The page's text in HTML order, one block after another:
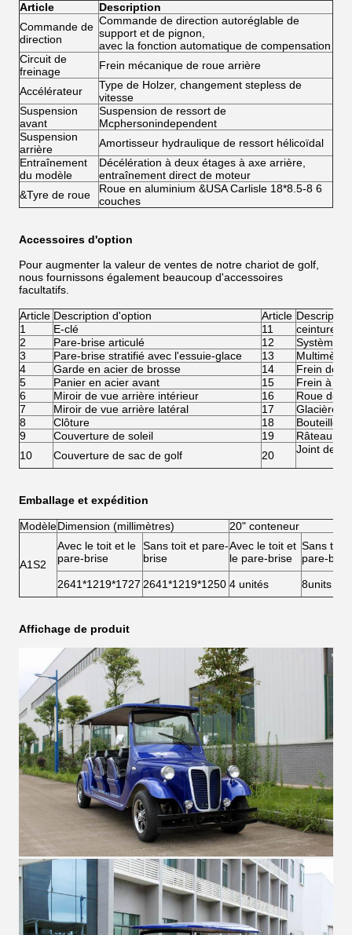
Article
Description
Commande de
direction
Commande de direction autoréglable de
support et de pignon,
avec la fonction automatique de compensation
Circuit de
freinage
Frein mécanique de roue arrière
Accélérateur
Type de Holzer, changement stepless de
vitesse
Suspension
avant
Suspension de ressort de
Mcphersonindependent
Suspension
arrière
Amortisseur hydraulique de ressort hélicoïdal
Entraînement
du modèle
Décélération à deux étages à axe arrière,
entraînement direct de moteur
&Tyre de roue
Roue en aluminium &USA Carlisle 18*8.5-8 6
couches
Accessoires d'option
Pour augmenter la valeur de ventes de notre chariot de golf,
nous fournissons également beaucoup d'accessoires
facultatifs.
Article Description d'option Article
1
E-clé 11
ceinture
2
Pare-brise articulé 12
Système
3
Pare-brise stratifié avec l'essuie-glace 13
4
Garde en acier de brosse 14
Frein de
5
Panier en acier avant 15
Frein à
6
Miroir de vue arrière intérieur 16
Roue de
7
Miroir de vue arrière latéral 17
Glacière
8
Clôture 18
Bouteille
9
Couverture de soleil 19
Râteau de
10
Couverture de sac de golf 20 Joint de
Emballage et expédition
ModèleDimension (millimètres) 20" conteneur
A1S2
Avec le toit et le
pare-brise
Sans toit et pare-
brise
Avec le toit et
le pare-brise
Sans toit
pare-brise
2641*1219*1727 2641*1219*1250 4 unités 8units
Affichage de produit